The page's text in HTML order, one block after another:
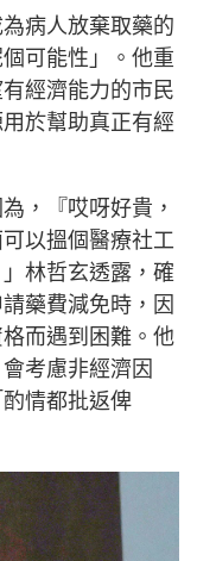
病人放棄取藥的
可能性」。他重
經濟能力的市民
於幫助真正有經
，『哎呀好貴，
以搵個醫療社工
林哲玄透露，確
藥費減免時，因
而遇到困難。他
考慮非經濟因
情都批返俾